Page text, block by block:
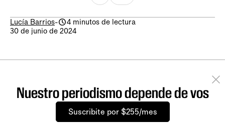
Lucía Barrios-
4 minutos de lectura
30 de junio de 2024
Nuestro periodismo depende de vos
Suscribite por $255/mes